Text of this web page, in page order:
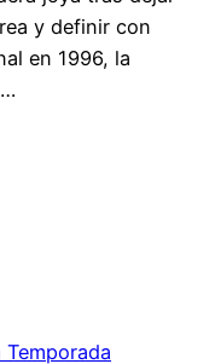
y definir con
en 1996, la